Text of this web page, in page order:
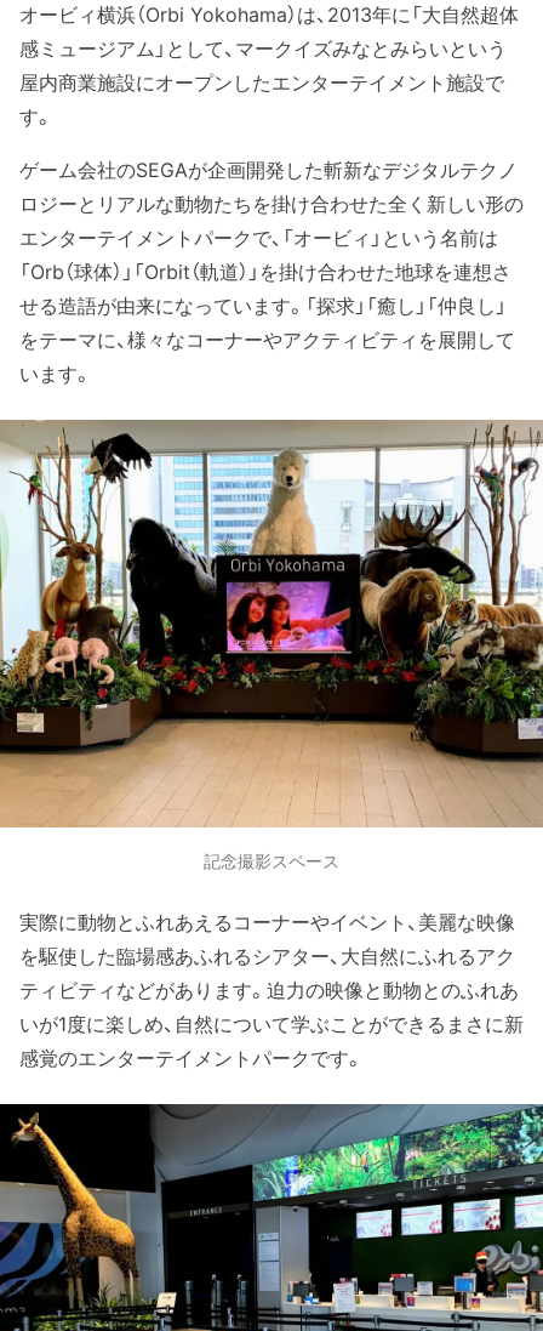
オービィ横浜（Orbi Yokohama）は、2013年に「大自然超体
感ミュージアム」として、マークイズみなとみらいという
屋内商業施設にオープンしたエンターテイメント施設で
す。
ゲーム会社のSEGAが企画開発した斬新なデジタルテクノ
ロジーとリアルな動物たちを掛け合わせた全く新しい形の
エンターテイメントパークで、「オービィ」という名前は
「Orb（球体）」「Orbit（軌道）」を掛け合わせた地球を連想さ
せる造語が由来になっています。「探求」「癒し」「仲良し」
をテーマに、様々なコーナーやアクティビティを展開して
います。
記念撮影スペース
実際に動物とふれあえるコーナーやイベント、美麗な映像
を駆使した臨場感あふれるシアター、大自然にふれるアク
ティビティなどがあります。迫力の映像と動物とのふれあ
いが1度に楽しめ、自然について学ぶことができるまさに新
感覚のエンターテイメントパークです。